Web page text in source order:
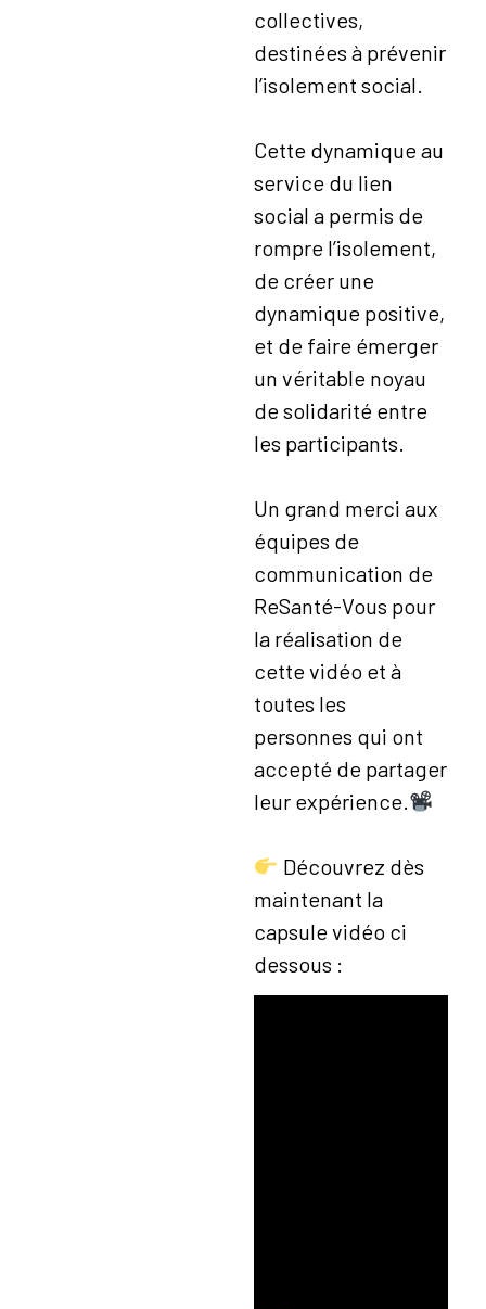
collectives,
destinées à prévenir
l’isolement social.
Cette dynamique au
service du lien
social a permis de
rompre l’isolement,
de créer une
dynamique positive,
et de faire émerger
un véritable noyau
de solidarité entre
les participants.
Un grand merci aux
équipes de
communication de
ReSanté-Vous pour
la réalisation de
cette vidéo et à
toutes les
personnes qui ont
accepté de partager
leur expérience.
Découvrez dès
maintenant la
capsule vidéo ci
dessous :